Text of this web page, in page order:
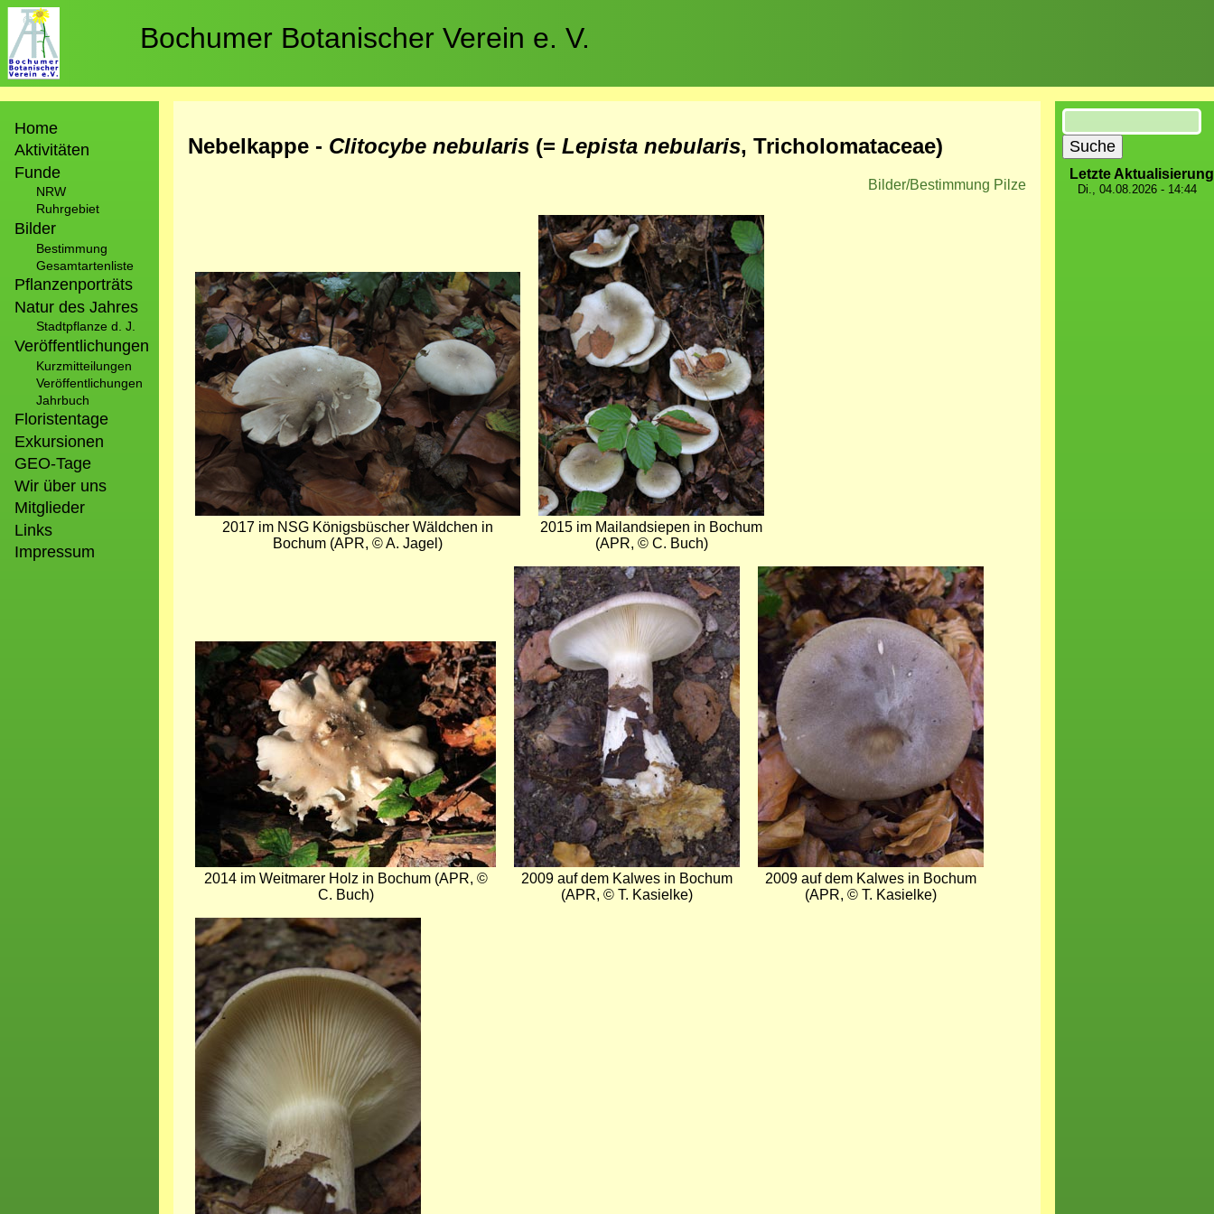
Direkt
zum
Inhalt
Bochumer Botanischer Verein e. V.
Home
Aktivitäten
Funde
NRW
Ruhrgebiet
Bilder
Bestimmung
Gesamtartenliste
Pflanzenporträts
Natur des Jahres
Stadtpflanze d. J.
Veröffentlichungen
Kurzmitteilungen
Veröffentlichungen
Jahrbuch
Floristentage
Exkursionen
GEO-Tage
Wir über uns
Mitglieder
Links
Impressum
Nebelkappe - Clitocybe nebularis (= Lepista nebularis, Tricholomataceae)
Bilder/Bestimmung Pilze
Bild
2017 im NSG Königsbüscher Wäldchen in
Bochum (APR, © A. Jagel)
Bild
2015 im Mailandsiepen in Bochum
(APR, © C. Buch)
Bild
2014 im Weitmarer Holz in Bochum (APR, ©
C. Buch)
Bild
2009 auf dem Kalwes in Bochum
(APR, © T. Kasielke)
Bild
2009 auf dem Kalwes in Bochum
(APR, © T. Kasielke)
Bild
Suche
Letzte Aktualisierung
Di., 04.08.2026 - 14:44